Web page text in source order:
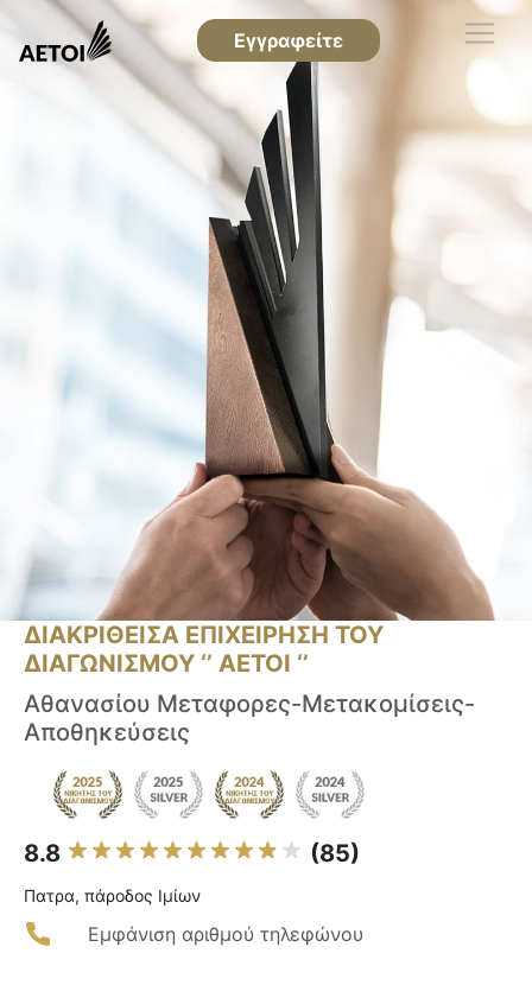
Εγγραφείτε
ΔΙΑΚΡΙΘΕΙΣΑ ΕΠΙΧΕΙΡΗΣΗ ΤΟΥ
ΔΙΑΓΩΝΙΣΜΟΥ ‘’ ΑΕΤΟΙ ‘’
Αθανασίου Μεταφορες-Μετακομίσεις-
Αποθηκεύσεις
8.8 (85)
Πατρα, πάροδος Ιμίων
Εμφάνιση αριθμού τηλεφώνου